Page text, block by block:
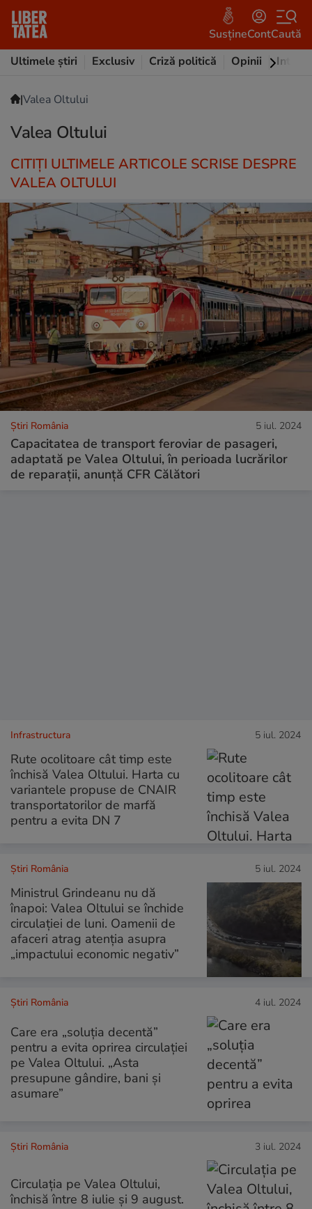
SusțineContCaută
Ultimele știri
Exclusiv Criză politică Opinii
|Valea Oltului
Valea Oltului
CITIȚI ULTIMELE ARTICOLE SCRISE DESPRE
VALEA OLTULUI
Știri România 5 iul. 2024
Capacitatea de transport feroviar de pasageri,
adaptată pe Valea Oltului, în perioada lucrărilor
de reparații, anunță CFR Călători
Infrastructura 5 iul. 2024
Rute ocolitoare cât timp este
închisă Valea Oltului. Harta cu
variantele propuse de CNAIR
transportatorilor de marfă
pentru a evita DN 7
Știri România 5 iul. 2024
Ministrul Grindeanu nu dă
înapoi: Valea Oltului se închide
circulației de luni. Oamenii de
afaceri atrag atenția asupra
„impactului economic negativ”
Știri România 4 iul. 2024
Care era „soluția decentă”
pentru a evita oprirea circulației
pe Valea Oltului. „Asta
presupune gândire, bani și
asumare”
Știri România 3 iul. 2024
Circulația pe Valea Oltului,
închisă între 8 iulie şi 9 august.